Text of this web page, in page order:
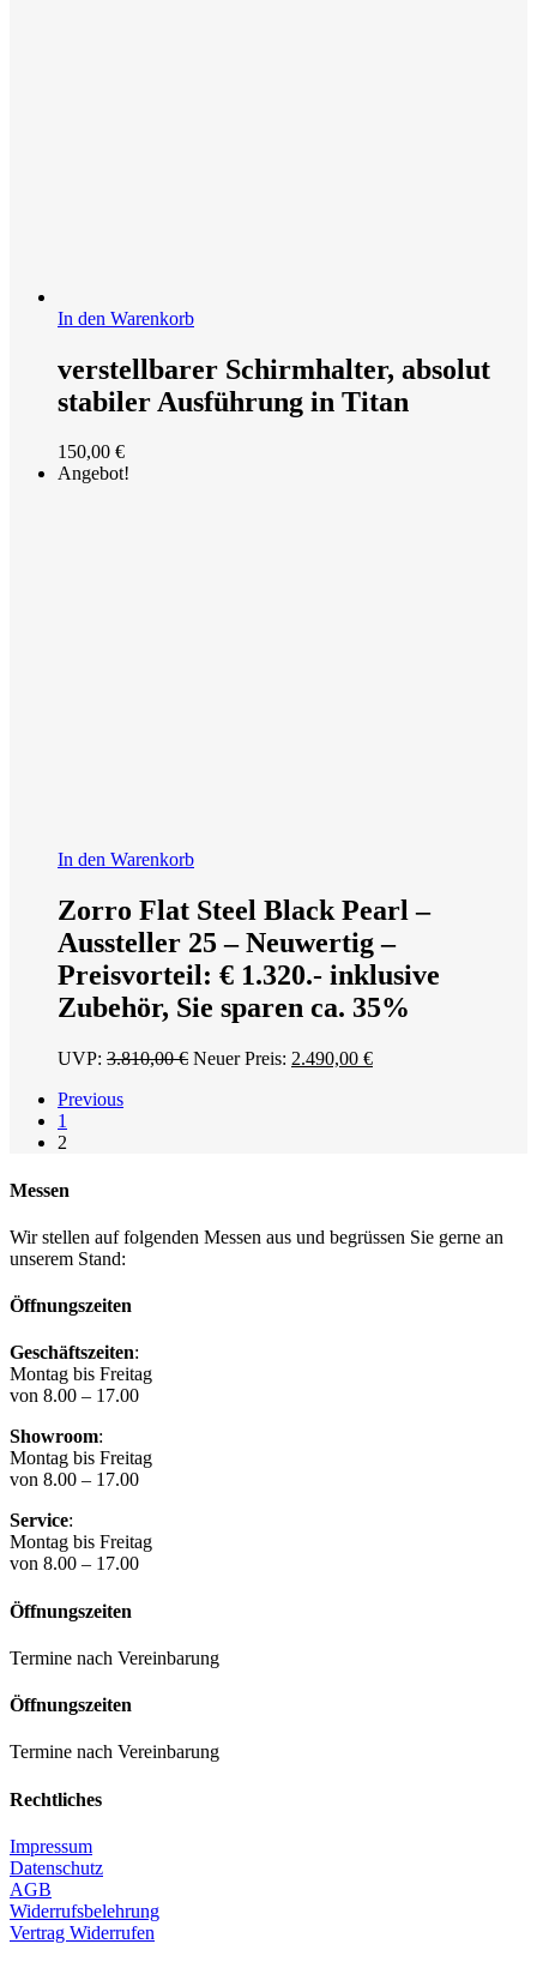
In den Warenkorb
verstellbarer Schirmhalter, absolut
stabiler Ausführung in Titan
150,00 €
Angebot!
In den Warenkorb
Zorro Flat Steel Black Pearl –
Aussteller 25 – Neuwertig –
Preisvorteil: € 1.320.- inklusive
Zubehör, Sie sparen ca. 35%
UVP: 3.810,00€ Ursprünglicher
Neuer Preis: 2.490,00 €Aktueller
Previous
1
2
Messen
Wir stellen auf folgenden Messen aus und begrüssen Sie gerne an
unserem Stand:
Öffnungszeiten
Geschäftszeiten:
Montag bis Freitag
von 8.00 – 17.00
Showroom:
Montag bis Freitag
von 8.00 – 17.00
Service:
Montag bis Freitag
von 8.00 – 17.00
Öffnungszeiten
Termine nach Vereinbarung
Öffnungszeiten
Termine nach Vereinbarung
Rechtliches
Impressum
Datenschutz
AGB
Widerrufsbelehrung
Vertrag Widerrufen